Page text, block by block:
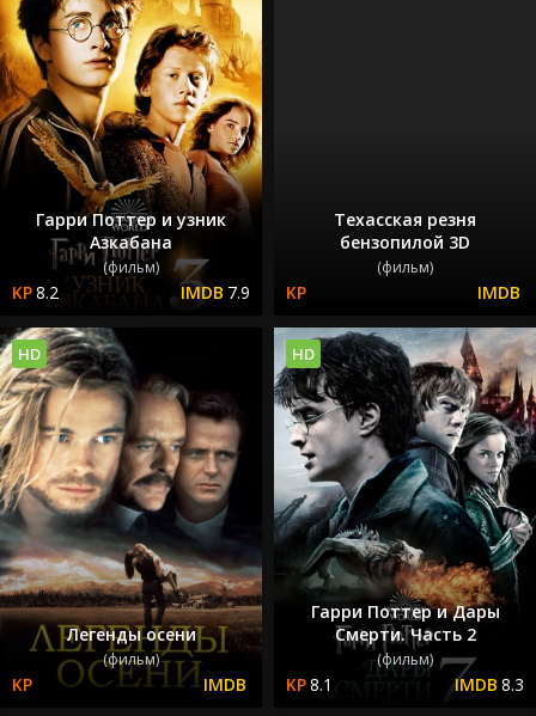
Гарри Поттер и узник
Азкабана
(фильм)
8.2 7.9
Техасская резня
бензопилой 3D
(фильм)
Легенды осени
(фильм)
HD
Гарри Поттер и Дары
Смерти. Часть 2
(фильм)
8.1 8.3
HD